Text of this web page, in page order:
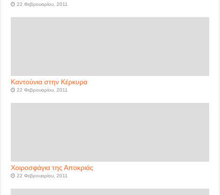
22 Φεβρουαρίου, 2011
Καντούνια στην Κέρκυρα
22 Φεβρουαρίου, 2011
Χοιροσφάγια της Αποκριάς
22 Φεβρουαρίου, 2011